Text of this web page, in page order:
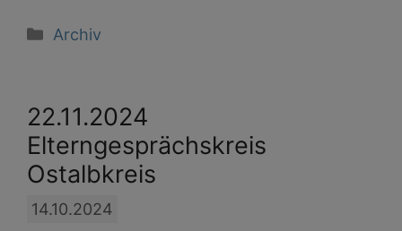
Kategorien
Archiv
22.11.2024
Elterngesprächskreis
Ostalbkreis
14.10.2024